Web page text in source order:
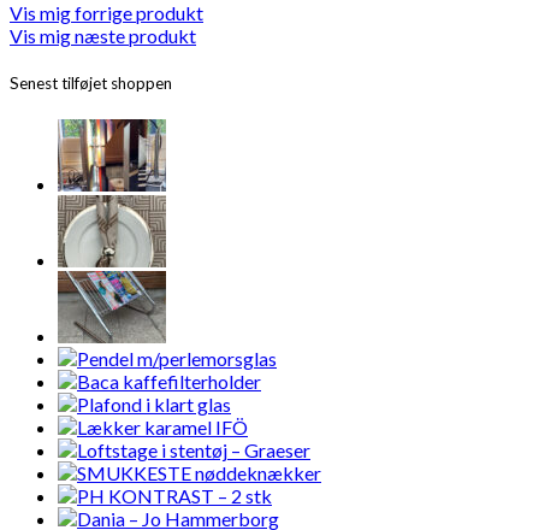
Vis mig forrige produkt
Vis mig næste produkt
Senest tilføjet shoppen